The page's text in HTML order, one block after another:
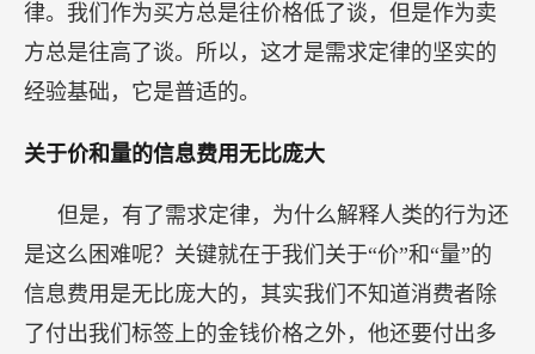
律。我们作为买方总是往价格低了谈，但是作为卖
方总是往高了谈。所以，这才是需求定律的坚实的
经验基础，它是普适的。
关于价和量的信息费用无比庞大
但是，有了需求定律，为什么解释人类的行为还
是这么困难呢？关键就在于我们关于“价”和“量”的
信息费用是无比庞大的，其实我们不知道消费者除
了付出我们标签上的金钱价格之外，他还要付出多